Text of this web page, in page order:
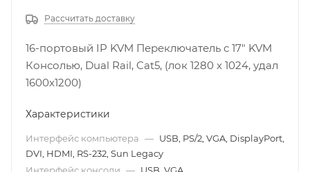
Рассчитать доставку
16-портовый IP KVM Переключатель с 17" KVM
Консолью, Dual Rail, Cat5, (лок 1280 x 1024, удал
1600x1200)
Характеристики
Интерфейс компьютера — USB, PS/2, VGA, DisplayPort,
DVI, HDMI, RS-232, Sun Legacy